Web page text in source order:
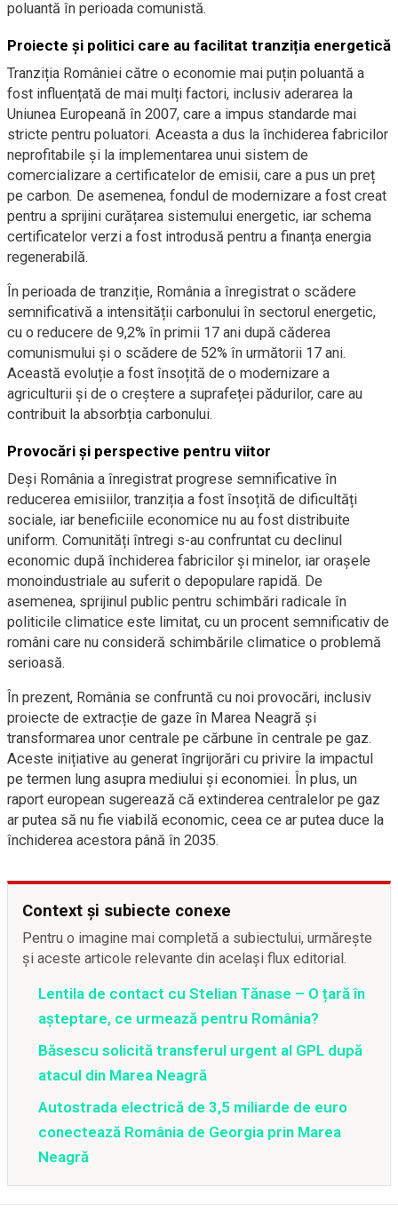
poluantă în perioada comunistă.
Proiecte și politici care au facilitat tranziția energetică
Tranziția României către o economie mai puțin poluantă a
fost influențată de mai mulți factori, inclusiv aderarea la
Uniunea Europeană în 2007, care a impus standarde mai
stricte pentru poluatori. Aceasta a dus la închiderea fabricilor
neprofitabile și la implementarea unui sistem de
comercializare a certificatelor de emisii, care a pus un preț
pe carbon. De asemenea, fondul de modernizare a fost creat
pentru a sprijini curățarea sistemului energetic, iar schema
certificatelor verzi a fost introdusă pentru a finanța energia
regenerabilă.
În perioada de tranziție, România a înregistrat o scădere
semnificativă a intensității carbonului în sectorul energetic,
cu o reducere de 9,2% în primii 17 ani după căderea
comunismului și o scădere de 52% în următorii 17 ani.
Această evoluție a fost însoțită de o modernizare a
agriculturii și de o creștere a suprafeței pădurilor, care au
contribuit la absorbția carbonului.
Provocări și perspective pentru viitor
Deși România a înregistrat progrese semnificative în
reducerea emisiilor, tranziția a fost însoțită de dificultăți
sociale, iar beneficiile economice nu au fost distribuite
uniform. Comunități întregi s-au confruntat cu declinul
economic după închiderea fabricilor și minelor, iar orașele
monoindustriale au suferit o depopulare rapidă. De
asemenea, sprijinul public pentru schimbări radicale în
politicile climatice este limitat, cu un procent semnificativ de
români care nu consideră schimbările climatice o problemă
serioasă.
În prezent, România se confruntă cu noi provocări, inclusiv
proiecte de extracție de gaze în Marea Neagră și
transformarea unor centrale pe cărbune în centrale pe gaz.
Aceste inițiative au generat îngrijorări cu privire la impactul
pe termen lung asupra mediului și economiei. În plus, un
raport european sugerează că extinderea centralelor pe gaz
ar putea să nu fie viabilă economic, ceea ce ar putea duce la
închiderea acestora până în 2035.
Context și subiecte conexe
Pentru o imagine mai completă a subiectului, urmărește
și aceste articole relevante din același flux editorial.
Lentila de contact cu Stelian Tănase – O țară în
așteptare, ce urmează pentru România?
Băsescu solicită transferul urgent al GPL după
atacul din Marea Neagră
Autostrada electrică de 3,5 miliarde de euro
conectează România de Georgia prin Marea
Neagră